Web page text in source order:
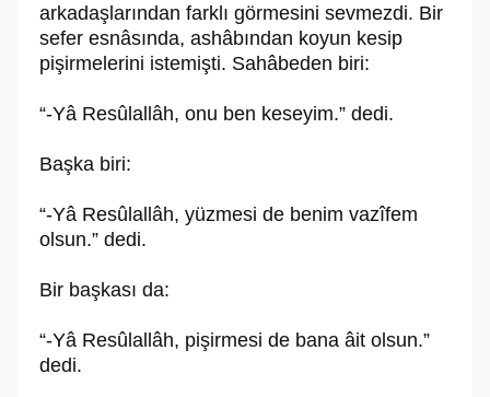
arkadaşlarından farklı görmesini sevmezdi. Bir
sefer esnâsında, ashâbından koyun kesip
pişirmelerini istemişti. Sahâbeden biri:
“-Yâ Resûlallâh, onu ben keseyim.” dedi.
Başka biri:
“-Yâ Resûlallâh, yüzmesi de benim vazîfem
olsun.” dedi.
Bir başkası da:
“-Yâ Resûlallâh, pişirmesi de bana âit olsun.”
dedi.